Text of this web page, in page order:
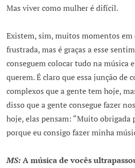
Mas viver como mulher é difícil.
Existem, sim, muitos momentos em
frustrada, mas é graças a esse
conseguem colocar tudo na música
querem. É claro que essa junção de
complexos que a gente tem hoje,
disso que a gente consegue fazer
hoje, elas pensam: “Muito obrigada
porque eu consigo fazer minha
MS:A música de vocês